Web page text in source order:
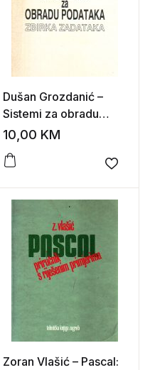
wishlist
Dušan Grozdanić –
Sistemi za obradu
podataka: zbirka
10,00 KM
Add
Zoran Vlašić – Pascal: